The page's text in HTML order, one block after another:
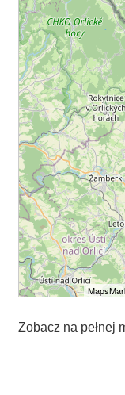
Zobacz na pełnej